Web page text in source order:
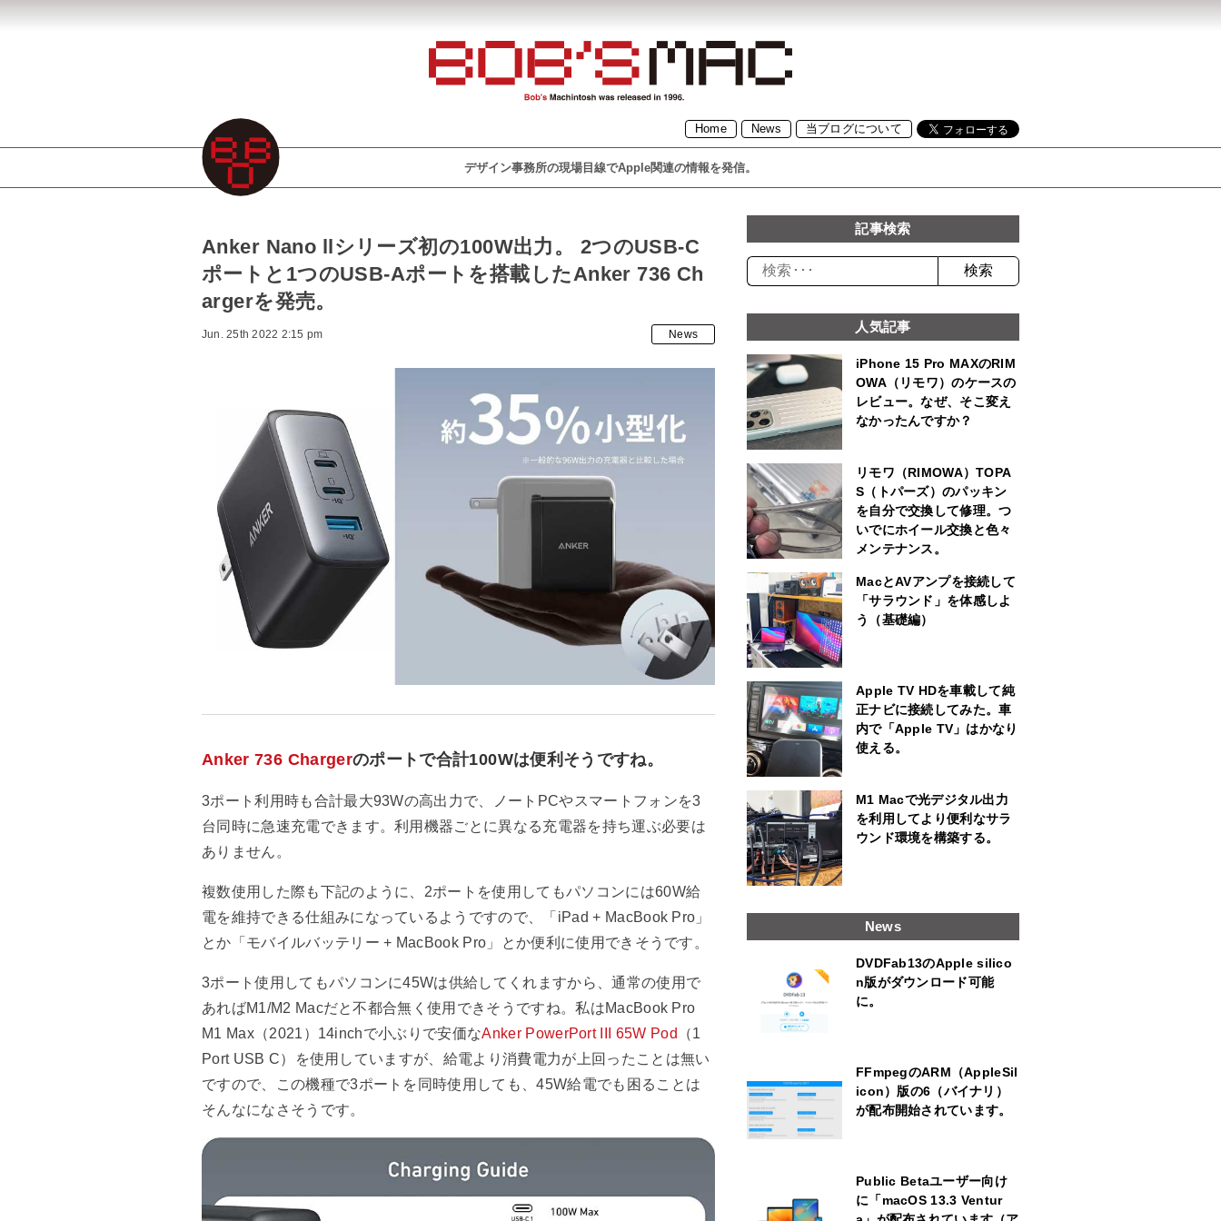
BOB’S MAC ボブズマッ
ク デザイン事務所の現場
目線でApple関連の情報を
発信。1996年設立の
「BOB’S MACINTOSH」
が令和元年に「BOB’S
MAC」として復活！
Home News 当ブログについて
デザイン事務所の現場目線でApple関連の情報を発信。
Anker Nano llシリーズ初の100W出力。 2つのUSB-C
ポートと1つのUSB-Aポートを搭載したAnker 736 Ch
argerを発売。
Jun. 25th 2022 2:15 pm News
Anker 736 Chargerのポートで合計100Wは便利そうですね。
3ポート利用時も合計最大93Wの高出力で、ノートPCやスマートフォンを3
台同時に急速充電できます。利用機器ごとに異なる充電器を持ち運ぶ必要は
ありません。
複数使用した際も下記のように、2ポートを使用してもパソコンには60W給
電を維持できる仕組みになっているようですので、「iPad + MacBook Pro」
とか「モバイルバッテリー + MacBook Pro」とか便利に使用できそうです。
3ポート使用してもパソコンに45Wは供給してくれますから、通常の使用で
あればM1/M2 Macだと不都合無く使用できそうですね。私はMacBook Pro
M1 Max（2021）14inchで小ぶりで安価なAnker PowerPort III 65W Pod
（1
Port USB C）を使用していますが、給電より消費電力が上回ったことは無い
ですので、この機種で3ポートを同時使用しても、45W給電でも困ることは
そんなになさそうです。
記事検索
人気記事
iPhone 15 Pro MAXのRIM
OWA（リモワ）のケースの
レビュー。なぜ、そこ変え
なかったんですか？
リモワ（RIMOWA）TOPA
S（トパーズ）のパッキン
を自分で交換して修理。つ
いでにホイール交換と色々
メンテナンス。
MacとAVアンプを接続して
「サラウンド」を体感しよ
う（基礎編）
Apple TV HDを車載して純
正ナビに接続してみた。車
内で「Apple TV」はかなり
使える。
M1 Macで光デジタル出力
を利用してより便利なサラ
ウンド環境を構築する。
News
DVDFab13のApple silico
n版がダウンロード可能
に。
FFmpegのARM（AppleSil
icon）版の6（バイナリ）
が配布開始されています。
Public Betaユーザー向け
に「macOS 13.3 Ventur